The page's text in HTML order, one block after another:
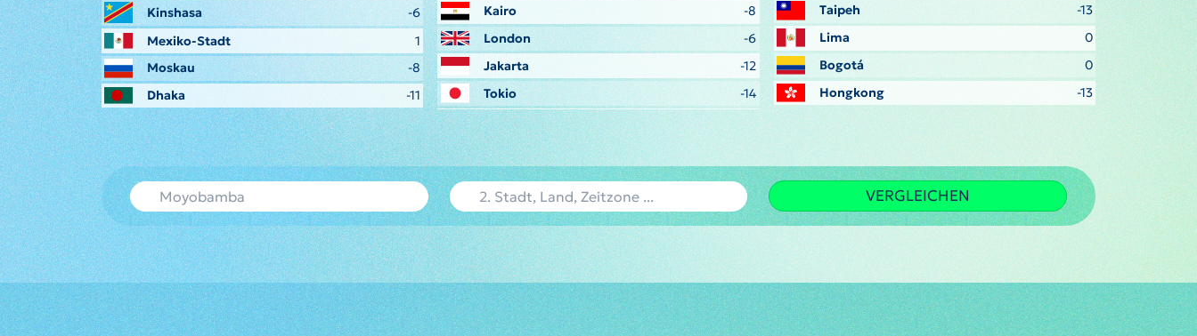
Kinshasa
-6
Mexiko-Stadt
1
Moskau
-8
Dhaka
-11
Kairo
-8
London
-6
Jakarta
-12
Tokio
-14
Taipeh
-13
Lima
0
Bogotá
0
Hongkong
-13
VERGLEICHEN